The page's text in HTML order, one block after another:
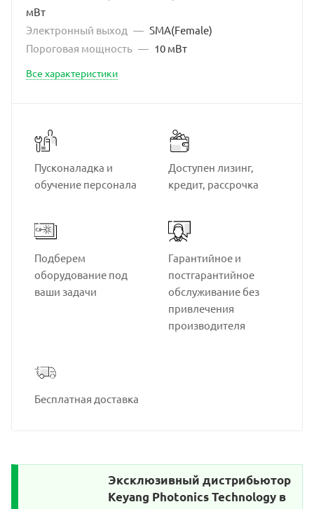
мВт
Электронный выход — SMA(Female)
Пороговая мощность — 10 мВт
Все характеристики
Пусконаладка и
обучение персонала
Доступен лизинг,
кредит, рассрочка
Подберем
оборудование под
ваши задачи
Гарантийное и
постгарантийное
обслуживание без
привлечения
производителя
Бесплатная доставка
Эксклюзивный дистрибьютор
Keyang Photonics Technology в